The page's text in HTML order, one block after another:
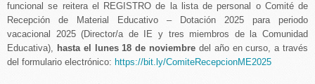
funcional se reitera el REGISTRO de la lista de personal o Comité de
Recepción de Material Educativo – Dotación 2025 para periodo
vacacional 2025 (Director/a de IE y tres miembros de la Comunidad
Educativa), hasta el lunes 18 de noviembre del año en curso, a través
del formulario electrónico: https://bit.ly/ComiteRecepcionME2025